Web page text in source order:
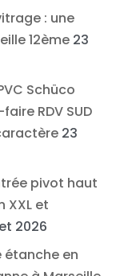
: une
12ème 23
Schüco
RDV SUD
23
pivot haut
XXL et
2026
en